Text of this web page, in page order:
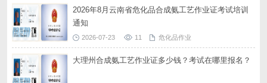
2026年8月云南省危化品合成氨工艺作业证考试培训
通知
2026-07-23 11 危化品作业
大理州合成氨工艺作业证多少钱？考试在哪里报名？